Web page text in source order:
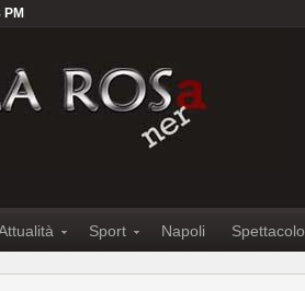
Sport Napoli Spettacolo